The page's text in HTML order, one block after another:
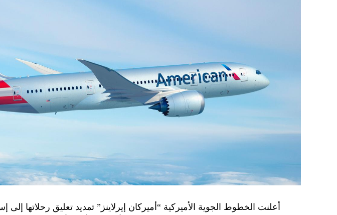
أعلنت الخطوط الجوية الأميركية “أميركان إيرلاينز” تمديد تعليق رحلاتها إلى